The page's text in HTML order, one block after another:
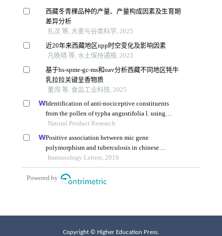
Copyright © Higher Education Press.